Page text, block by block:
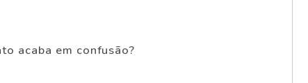
acaba em confusão?